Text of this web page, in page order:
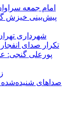
امام جمعه
پیش‌بینی خیزش
شهرداری
تکرار صدای
پورعلی گنجی:
صداهای